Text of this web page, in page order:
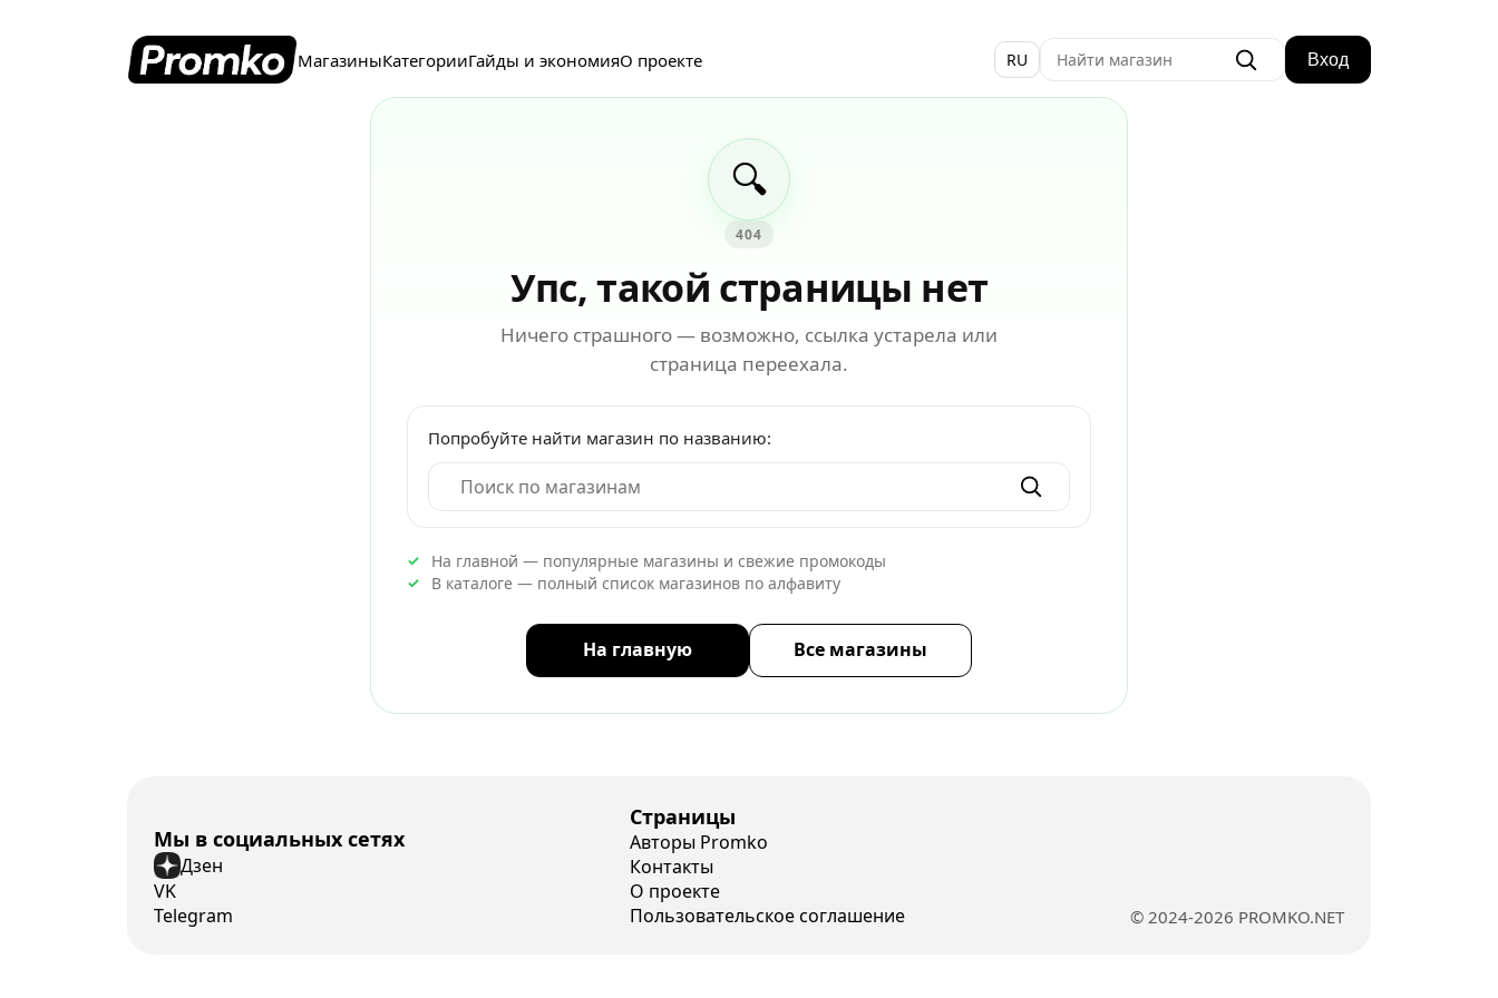
МагазиныКатегорииГайды и экономияО проекте RU Вход
🔍
404
Упс, такой страницы нет
Ничего страшного — возможно, ссылка устарела или
страница переехала.
Попробуйте найти магазин по названию:
На главной — популярные магазины и свежие промокоды
В каталоге — полный список магазинов по алфавиту
На главную Все магазины
Мы в социальных сетях
Дзен
VK
Telegram
Страницы
Авторы Promko
Контакты
О проекте
Пользовательское соглашение
© 2024-2026 PROMKO.NET